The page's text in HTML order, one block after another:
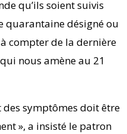
qu’ils soient suivis
quarantaine désigné ou
compter de la dernière
nous amène au 21
symptômes doit être
», a insisté le patron